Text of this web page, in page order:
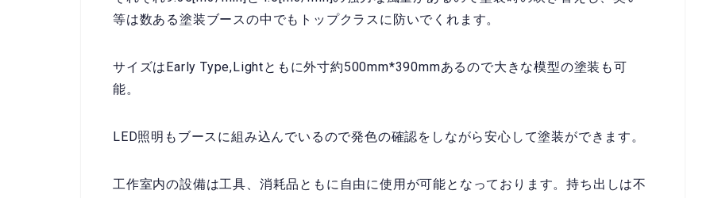
等は数ある塗装ブースの中でもトップクラスに防いでくれます。
サイズはEarly Type,Lightともに外寸約500mm*390mmあるので大きな模型の塗装も可
能。
LED照明もブースに組み込んでいるので発色の確認をしながら安心して塗装ができます。
工作室内の設備は工具、消耗品ともに自由に使用が可能となっております。持ち出しは不